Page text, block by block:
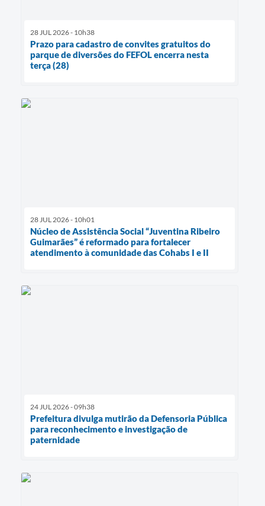
28 JUL 2026 - 10h38
Prazo para cadastro de convites gratuitos do
parque de diversões do FEFOL encerra nesta
terça (28)
28 JUL 2026 - 10h01
Núcleo de Assistência Social “Juventina Ribeiro
Guimarães” é reformado para fortalecer
atendimento à comunidade das Cohabs I e II
24 JUL 2026 - 09h38
Prefeitura divulga mutirão da Defensoria Pública
para reconhecimento e investigação de
paternidade